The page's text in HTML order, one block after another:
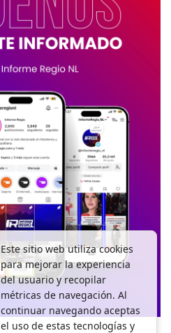
Este sitio web utiliza cookies
para mejorar la experiencia
del usuario y recopilar
métricas de navegación. Al
continuar navegando aceptas
el uso de estas tecnologías y